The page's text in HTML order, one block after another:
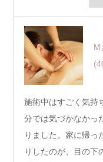
M
施術中はすごく気持
分では気づかなかっ
りました。家に帰っ
りしたのが、目の下